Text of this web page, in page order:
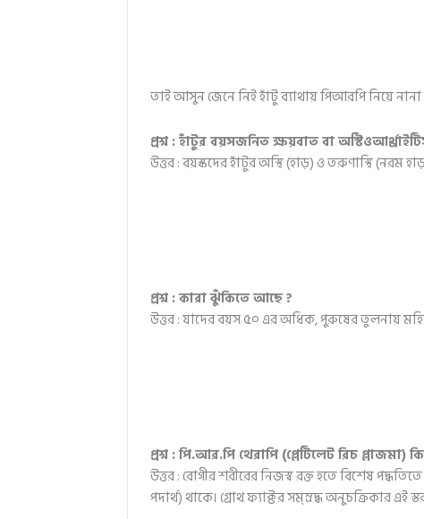
তাই আসুন জেনে নিই হাঁটু ব্যাথায় পিআরপি নিয়ে
প্রশ্ন : হাঁটুর বয়সজনিত ক্ষয়বাত বা
উত্তর : বয়স্কদের হাঁটুর অস্থি (হাড়) ও তরুণাস্থি (নরম
প্রশ্ন : কারা ঝুঁকিতে আছে ?
উত্তর : যাদের বয়স ৫০ এর অধিক, পুরুষের তুলনায়
প্রশ্ন : পি.আর.পি থেরাপি (প্লেটিলেট রিচ প্লাজমা)
উত্তর : রোগীর শরীরের নিজস্ব রক্ত হতে বিশেষ
পদার্থ) থাকে। গ্রোথ ফ্যাক্টর সম্ম্রদ্ধ অনুচক্রিকার এই